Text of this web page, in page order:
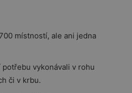
místností, ale ani jedna
vykonávali v rohu
či v krbu.